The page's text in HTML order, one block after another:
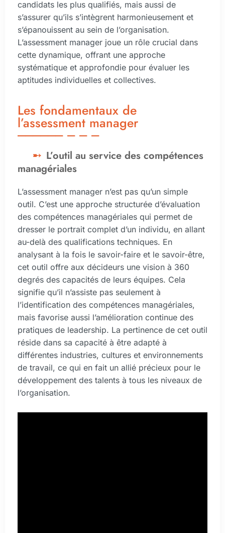
candidats les plus qualifiés, mais aussi de
s’assurer qu’ils s’intègrent harmonieusement et
s’épanouissent au sein de l’organisation.
L’assessment manager joue un rôle crucial dans
cette dynamique, offrant une approche
systématique et approfondie pour évaluer les
aptitudes individuelles et collectives.
Les fondamentaux de
l’assessment manager
L’outil au service des compétences
managériales
L’assessment manager n’est pas qu’un simple
outil. C’est une approche structurée d’évaluation
des compétences managériales qui permet de
dresser le portrait complet d’un individu, en allant
au-delà des qualifications techniques. En
analysant à la fois le savoir-faire et le savoir-être,
cet outil offre aux décideurs une vision à 360
degrés des capacités de leurs équipes. Cela
signifie qu’il n’assiste pas seulement à
l’identification des compétences managériales,
mais favorise aussi l’amélioration continue des
pratiques de leadership. La pertinence de cet outil
réside dans sa capacité à être adapté à
différentes industries, cultures et environnements
de travail, ce qui en fait un allié précieux pour le
développement des talents à tous les niveaux de
l’organisation.